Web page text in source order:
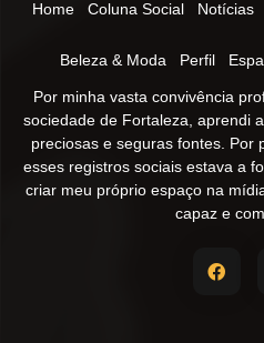
Home Coluna Social Notícias
Beleza & Moda Perfil
Por minha vasta convivência
sociedade de Fortaleza, aprendi
preciosas e seguras fontes. Por
esses registros sociais estava a
criar meu próprio espaço na
capaz e